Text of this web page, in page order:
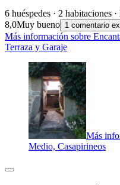
6 huéspedes · 2 habitaciones ·
8,0Muy bueno 1 comentario
Más información sobre
Terraza y Garaje
Más
Medio, Casapirineos